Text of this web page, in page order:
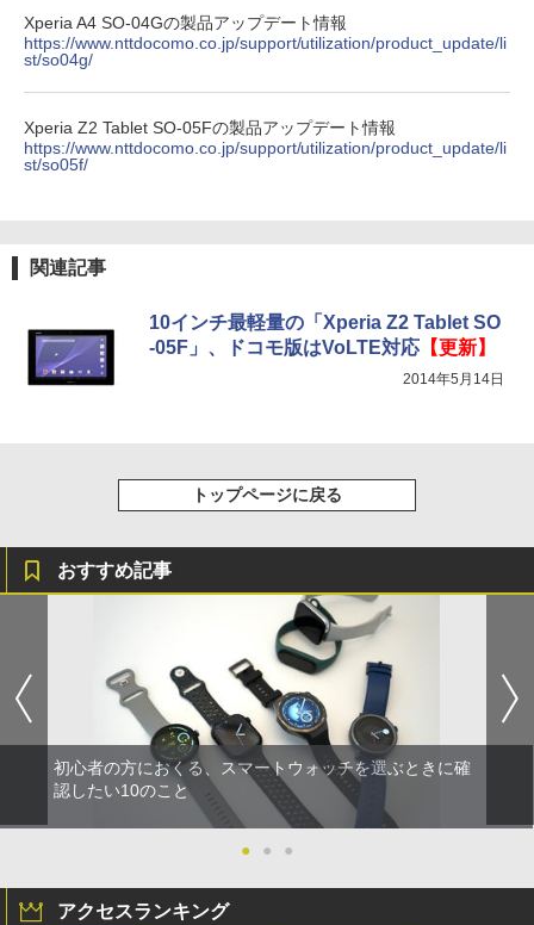
Xperia A4 SO-04Gの製品アップデート情報
https://www.nttdocomo.co.jp/support/utilization/product_update/li
st/so04g/
Xperia Z2 Tablet SO-05Fの製品アップデート情報
https://www.nttdocomo.co.jp/support/utilization/product_update/li
st/so05f/
関連記事
10インチ最軽量の「Xperia Z2 Tablet SO
-05F」、ドコモ版はVoLTE対応【更新】
2014年5月14日
トップページに戻る
おすすめ記事
初心者の方におくる、スマートウォッチを選ぶときに確
認したい10のこと
● ● ●
アクセスランキング